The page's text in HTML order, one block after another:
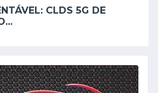
CLDS 5G DE